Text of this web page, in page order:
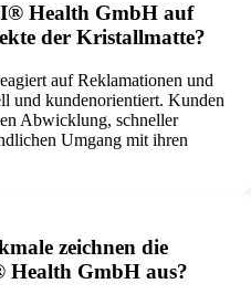
Health GmbH auf
der Kristallmatte?
auf Reklamationen und
und kundenorientiert. Kunden
Abwicklung, schneller
Umgang mit ihren
zeichnen die
GmbH aus?